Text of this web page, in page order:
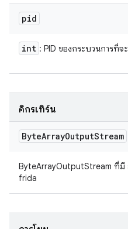
pid
int : PID ของกระบวนการที่จ
คิกรีเทิร์น
ByteArrayOutputStream
ByteArrayOutputStream ที่มี
frida